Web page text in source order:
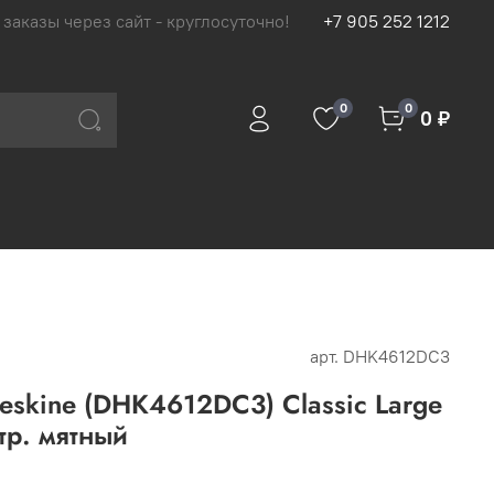
через сайт - круглосуточно! +7 905 252 1212
0 0 0 ₽
арт. DHK4612DC3
(DHK4612DC3) Classic Large
мятный